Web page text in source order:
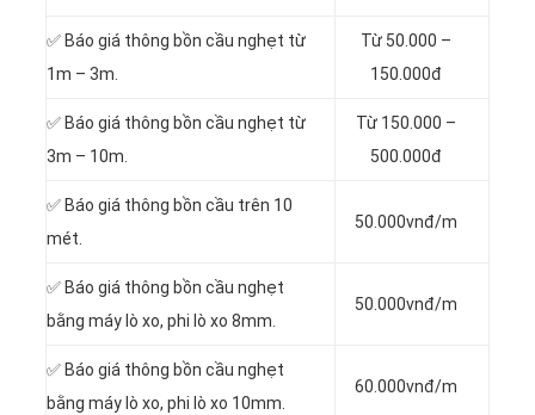
✅ Báo giá thông bồn cầu nghẹt từ
1m – 3m.
Từ 50.000 –
150.000đ
✅ Báo giá thông bồn cầu nghẹt từ
3m – 10m.
Từ 150.000 –
500.000đ
✅ Báo giá thông bồn cầu trên 10
mét.
50.000vnđ/m
✅ Báo giá thông bồn cầu nghẹt
bằng máy lò xo, phi lò xo 8mm.
50.000vnđ/m
✅ Báo giá thông bồn cầu nghẹt
bằng máy lò xo, phi lò xo 10mm.
60.000vnđ/m